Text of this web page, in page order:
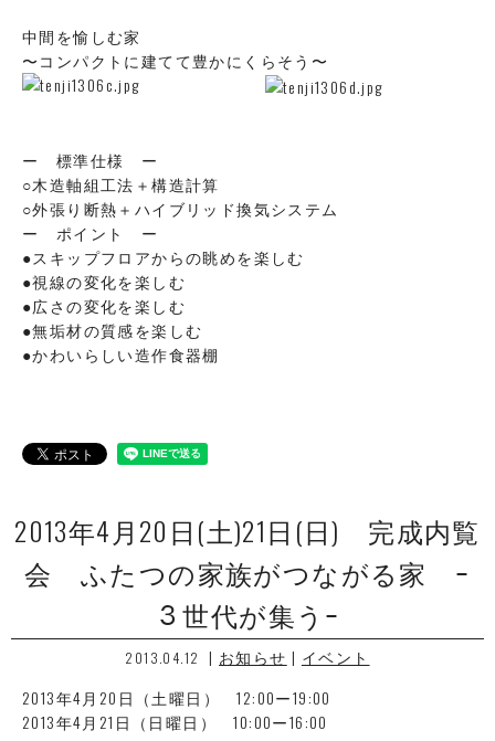
中間を愉しむ家
〜コンパクトに建てて豊かにくらそう〜
ー 標準仕様 ー
○木造軸組工法＋構造計算
○外張り断熱＋ハイブリッド換気システム
ー ポイント ー
●スキップフロアからの眺めを楽しむ
●視線の変化を楽しむ
●広さの変化を楽しむ
●無垢材の質感を楽しむ
●かわいらしい造作食器棚
2013年4月20日(土)21日(日) 完成内覧
会 ふたつの家族がつながる家 ｰ
３世代が集うｰ
2013.04.12 | お知らせ | イベント
2013年4月20日（土曜日） 12:00ー19:00
2013年4月21日（日曜日） 10:00ー16:00